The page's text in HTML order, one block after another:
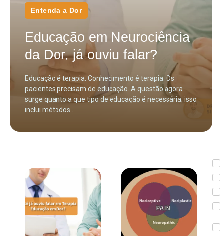
Entenda a Dor
Educação em Neurociência
da Dor, já ouviu falar?
Educação é terapia. Conhecimento é terapia. Os
pacientes precisam de educação. A questão agora
surge quanto a que tipo de educação é necessária; isso
inclui métodos...